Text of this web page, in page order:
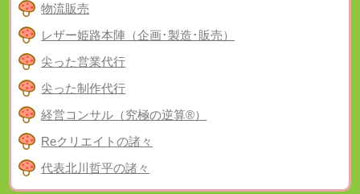
物流販売
レザー姫路本陣（企画･製造･販売）
尖った営業代行
尖った制作代行
経営コンサル（究極の逆算®）
Reクリエイトの諸々
代表北川哲平の諸々